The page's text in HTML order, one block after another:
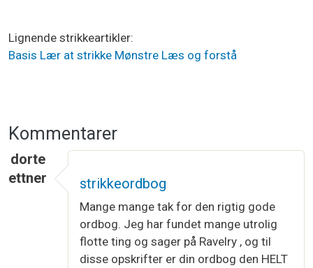
Lignende strikkeartikler
Basis Lær at strikke Mønstre Læs og forstå
Kommentarer
dorte
ettner
strikkeordbog
Mange mange tak for den rigtig gode
ordbog. Jeg har fundet mange utrolig
flotte ting og sager på Ravelry , og til
disse opskrifter er din ordbog den HELT